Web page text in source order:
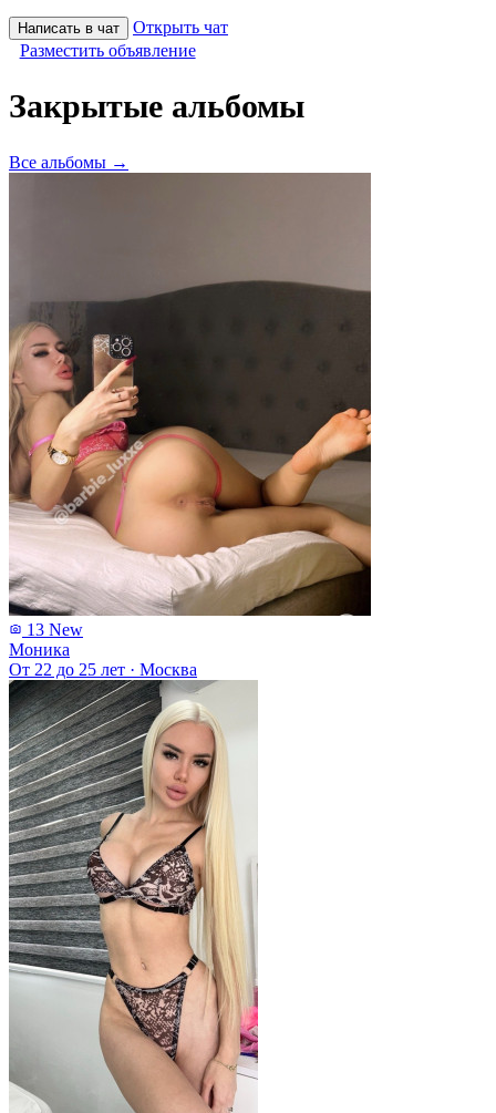
Написать в чат
Открыть чат
Разместить объявление
Закрытые альбомы
Все альбомы →
13 New
Моника
От 22 до 25 лет · Москва